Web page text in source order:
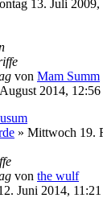
13. Juli 2009,
von Mam Summ
2014, 12:56
» Mittwoch 19.
von the wulf
Juni 2014, 11:21